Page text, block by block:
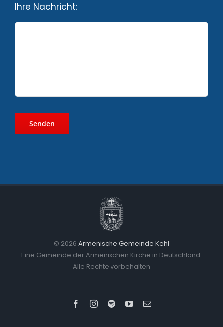
Ihre Nachricht:
© 2026 Armenische Gemeinde Kehl
Eine Gemeinde der Armenischen Kirche in Deutschland.
Alle Rechte vorbehalten
FacebookInstagram
SpotifyYouTube
E-